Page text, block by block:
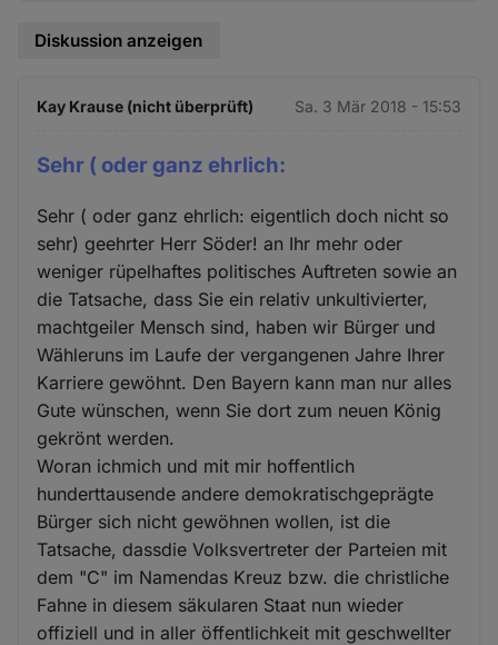
Diskussion anzeigen
Kay Krause (nicht überprüft) Sa. 3 Mär 2018 - 15:53
Sehr ( oder ganz ehrlich:
Sehr ( oder ganz ehrlich: eigentlich doch nicht so
sehr) geehrter Herr Söder! an Ihr mehr oder
weniger rüpelhaftes politisches Auftreten sowie an
die Tatsache, dass Sie ein relativ unkultivierter,
machtgeiler Mensch sind, haben wir Bürger und
Wähleruns im Laufe der vergangenen Jahre Ihrer
Karriere gewöhnt. Den Bayern kann man nur alles
Gute wünschen, wenn Sie dort zum neuen König
gekrönt werden.
Woran ichmich und mit mir hoffentlich
hunderttausende andere demokratischgeprägte
Bürger sich nicht gewöhnen wollen, ist die
Tatsache, dassdie Volksvertreter der Parteien mit
dem "C" im Namendas Kreuz bzw. die christliche
Fahne in diesem säkularen Staat nun wieder
offiziell und in aller öffentlichkeit mit geschwellter